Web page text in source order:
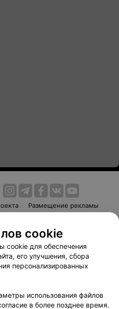
Размещение рекламы
Способы оплаты
Партнеры
103.by
данных
cookie
cookie для обеспечения
его улучшения, сбора
персонализированных
использования файлов
в более позднее время.